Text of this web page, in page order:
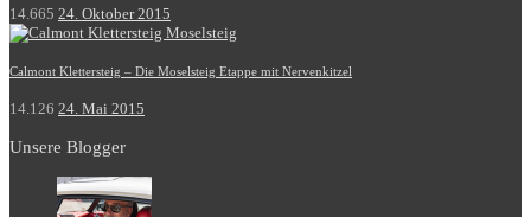
14.665 24. Oktober 2015
Calmont Klettersteig – Die Moselsteig Etappe mit Nervenkitzel
14.126 24. Mai 2015
Unsere Blogger